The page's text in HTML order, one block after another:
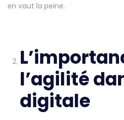
en vaut la peine.
l’agilité
digitale